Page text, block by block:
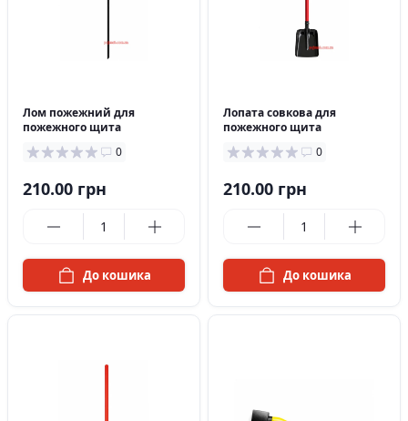
Лом пожежний для
пожежного щита
0
210.00 грн
До кошика
Лопата совкова для
пожежного щита
0
210.00 грн
До кошика